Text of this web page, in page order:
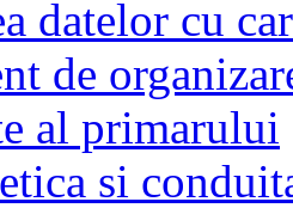
datelor cu
de
al primarului
si